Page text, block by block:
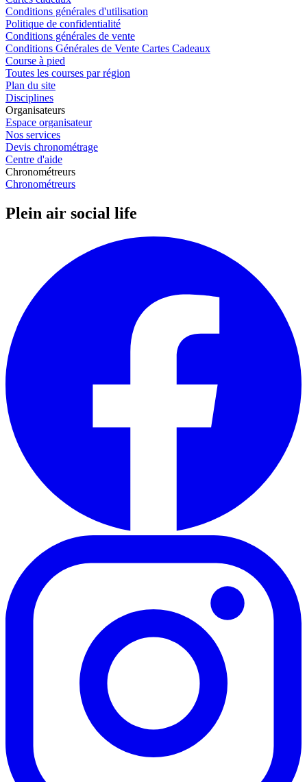
Conditions générales d'utilisation
Politique de confidentialité
Conditions générales de vente
Conditions Générales de Vente Cartes Cadeaux
Course à pied
Toutes les courses par région
Plan du site
Disciplines
Organisateurs
Espace organisateur
Nos services
Devis chronométrage
Centre d'aide
Chronométreurs
Chronométreurs
Plein air social life